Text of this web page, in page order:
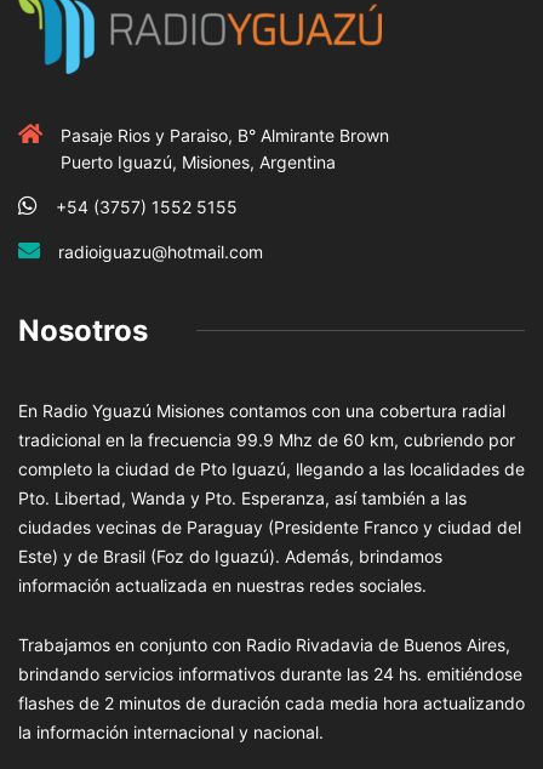
Pasaje Rios y Paraiso, B° Almirante Brown
Puerto Iguazú, Misiones, Argentina
+54 (3757) 1552 5155
radioiguazu@hotmail.com
Nosotros
En Radio Yguazú Misiones contamos con una cobertura radial
tradicional en la frecuencia 99.9 Mhz de 60 km, cubriendo por
completo la ciudad de Pto Iguazú, llegando a las localidades de
Pto. Libertad, Wanda y Pto. Esperanza, así también a las
ciudades vecinas de Paraguay (Presidente Franco y ciudad del
Este) y de Brasil (Foz do Iguazú). Además, brindamos
información actualizada en nuestras redes sociales.
Trabajamos en conjunto con Radio Rivadavia de Buenos Aires,
brindando servicios informativos durante las 24 hs. emitiéndose
flashes de 2 minutos de duración cada media hora actualizando
la información internacional y nacional.